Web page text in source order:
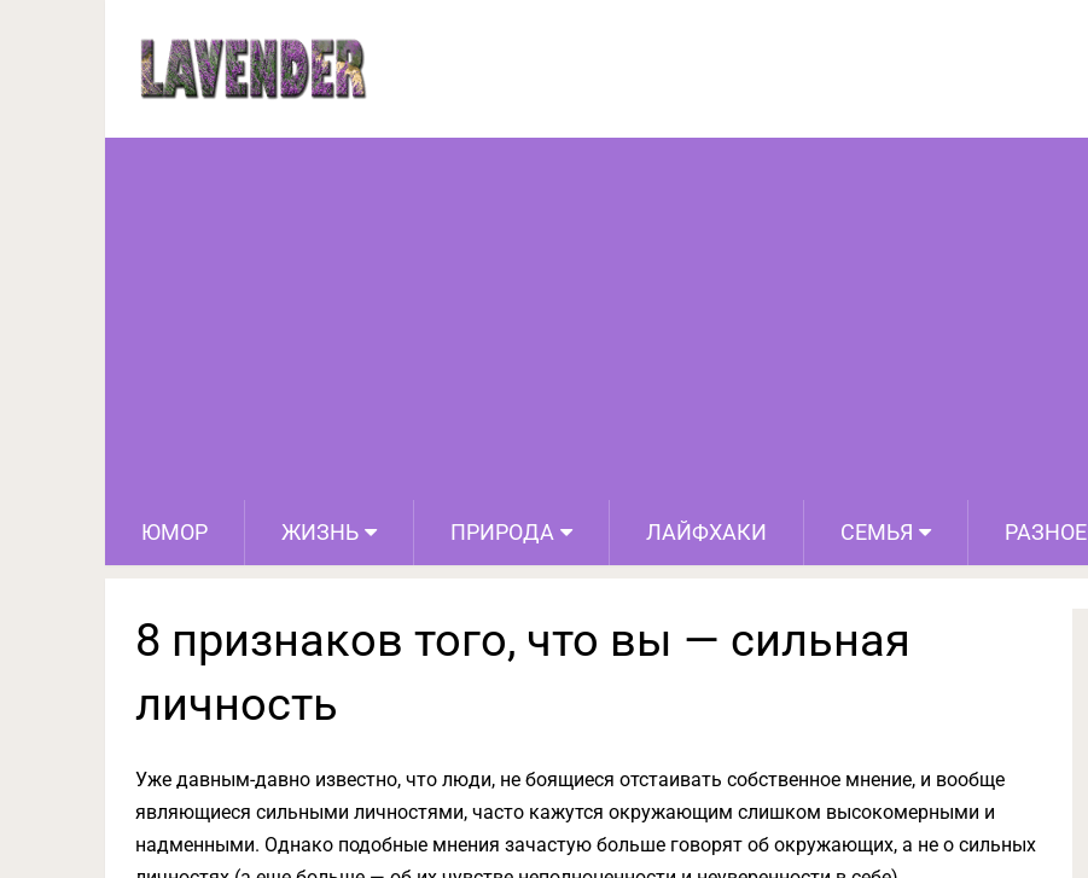
ЮМОР ЖИЗНЬ ПРИРОДА ЛАЙФХАКИ СЕМЬЯ РАЗНОЕ
8 признаков того, что вы — сильная
личность
Уже давным-давно известно, что люди, не боящиеся отстаивать собственное мнение, и вообще
являющиеся сильными личностями, часто кажутся окружающим слишком высокомерными и
надменными. Однако подобные мнения зачастую больше говорят об окружающих, а не о сильных